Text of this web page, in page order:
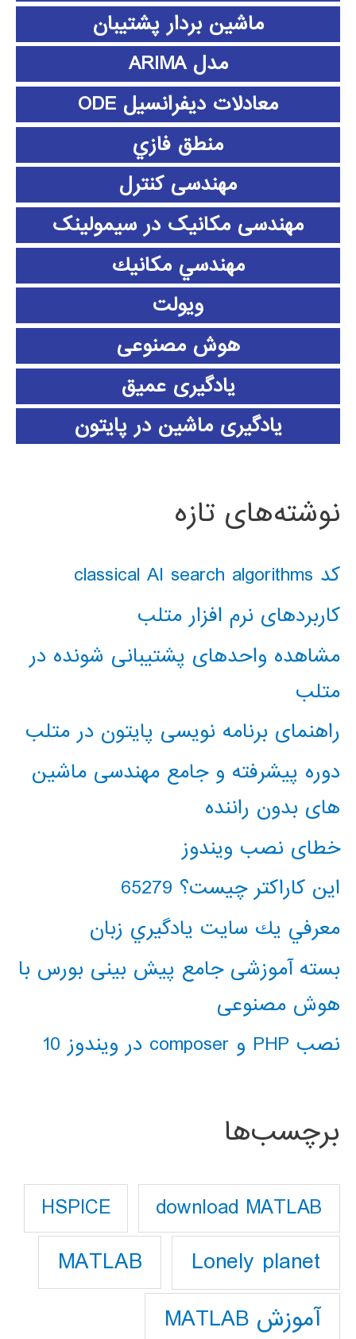
ماشین بردار پشتیبان
مدل ARIMA
معادلات دیفرانسیل ODE
منطق فازي
مهندسی کنترل
مهندسی مکانیک در سیمولینک
مهندسي مكانيك
ویولت
هوش مصنوعی
یادگیری عمیق
یادگیری ماشین در پایتون
نوشته‌های تازه
کد classical AI search algorithms
کاربردهای نرم افزار متلب
مشاهده واحدهای پشتیبانی شونده در
متلب
راهنمای برنامه نویسی پایتون در متلب
دوره پیشرفته و جامع مهندسی ماشین
های بدون راننده
خطای نصب ویندوز
این کاراکتر چیست؟ 65279
معرفي يك سايت يادگيري زبان
بسته آموزشی جامع پیش بینی بورس با
هوش مصنوعی
نصب PHP و composer در ویندوز 10
برچسب‌ها
download MATLAB
HSPICE
Lonely planet
MATLAB
آموزش MATLAB